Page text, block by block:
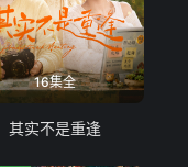
16集全
其实不是重逢